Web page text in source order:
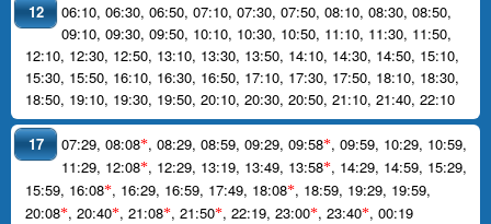
12 06:10, 06:30, 06:50, 07:10, 07:30, 07:50, 08:10, 08:30, 08:50,
09:10, 09:30, 09:50, 10:10, 10:30, 10:50, 11:10, 11:30, 11:50,
12:10, 12:30, 12:50, 13:10, 13:30, 13:50, 14:10, 14:30, 14:50, 15:10,
15:30, 15:50, 16:10, 16:30, 16:50, 17:10, 17:30, 17:50, 18:10, 18:30,
18:50, 19:10, 19:30, 19:50, 20:10, 20:30, 20:50, 21:10, 21:40, 22:10
17 07:29, 08:08*, 08:29, 08:59, 09:29, 09:58*, 09:59, 10:29, 10:59,
11:29, 12:08*, 12:29, 13:19, 13:49, 13:58*, 14:29, 14:59, 15:29,
15:59, 16:08*, 16:29, 16:59, 17:49, 18:08*, 18:59, 19:29, 19:59,
20:08*, 20:40*, 21:08*, 21:50*, 22:19, 23:00*, 23:40*, 00:19